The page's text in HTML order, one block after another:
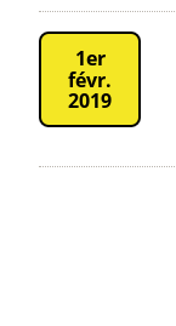
1er
févr.
2019